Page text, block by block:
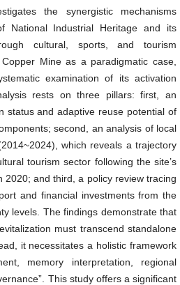
the synergistic mechanisms
National Industrial Heritage and its
cultural, sports, and tourism
Mine as a paradigmatic case,
examination of its activation
rests on three pillars: first, an
status and adaptive reuse potential of
second, an analysis of local
which reveals a trajectory
tourism sector following the site’s
2020; and third, a policy review tracing
and financial investments from the
levels. The findings demonstrate that
must transcend standalone
it necessitates a holistic framework
memory interpretation, regional
This study offers a significant